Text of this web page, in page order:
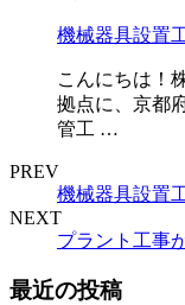
機械器具設置
こんにちは！
拠点に、京都
管工 …
PREV
機械器具設置
NEXT
プラント工事
最近の投稿